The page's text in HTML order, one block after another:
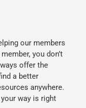
our members
you don’t
offer the
a better
anywhere.
way is right